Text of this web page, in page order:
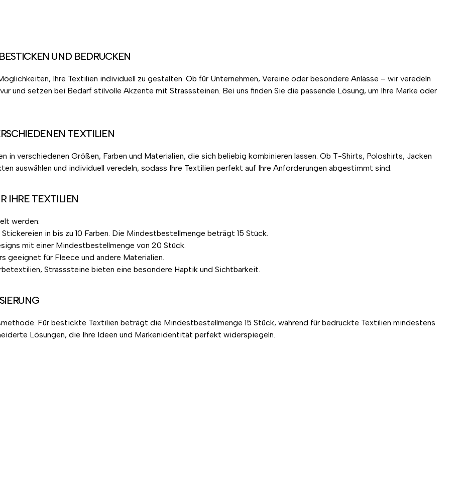
UND BEDRUCKEN
Ihre Textilien individuell zu gestalten. Ob für Unternehmen, Vereine oder besondere Anlässe – wir veredeln
und setzen bei Bedarf stilvolle Akzente mit Strasssteinen. Bei uns finden Sie die passende Lösung, um Ihre Marke oder
TEXTILIEN
in verschiedenen Größen, Farben und Materialien, die sich beliebig kombinieren lassen. Ob T-Shirts, Poloshirts, Jacken
auswählen und individuell veredeln, sodass Ihre Textilien perfekt auf Ihre Anforderungen abgestimmt sind.
IHRE TEXTILIEN
werden:
in bis zu 10 Farben. Die Mindestbestellmenge beträgt 15 Stück.
mit einer Mindestbestellmenge von 20 Stück.
geeignet für Fleece und andere Materialien.
Strasssteine bieten eine besondere Haptik und Sichtbarkeit.
Für bestickte Textilien beträgt die Mindestbestellmenge 15 Stück, während für bedruckte Textilien mindestens
Lösungen, die Ihre Ideen und Markenidentität perfekt widerspiegeln.